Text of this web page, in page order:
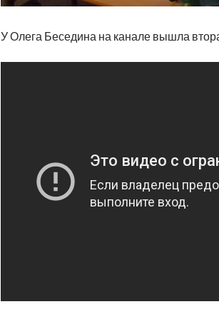
У Олега Беседина на канале вышла